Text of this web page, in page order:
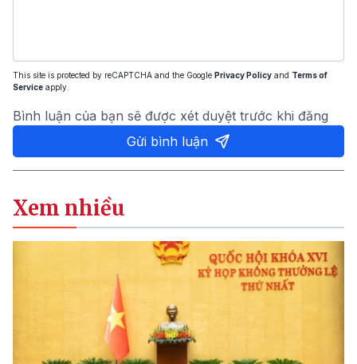
This site is protected by reCAPTCHA and the Google Privacy Policy and Terms of
Service apply.
Bình luận của bạn sẽ được xét duyệt trước khi đăng
Gửi bình luận
Xem nhiều